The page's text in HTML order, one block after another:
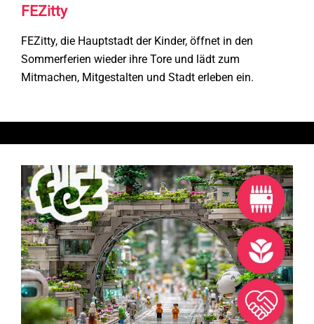
FEZitty
FEZitty, die Hauptstadt der Kinder, öffnet in den
Sommerferien wieder ihre Tore und lädt zum
Mitmachen, Mitgestalten und Stadt erleben ein.